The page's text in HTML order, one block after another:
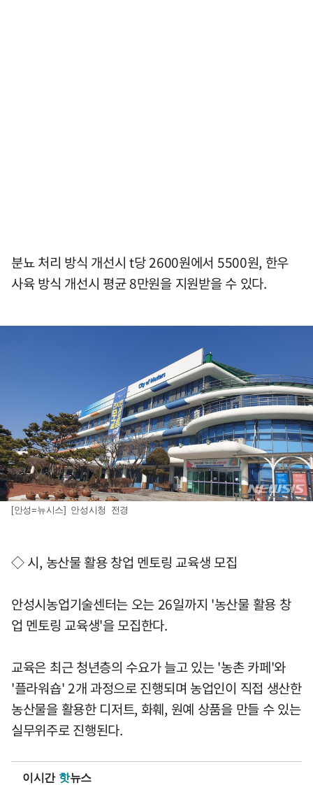
분뇨 처리 방식 개선시 t당 2600원에서 5500원, 한우
사육 방식 개선시 평균 8만원을 지원받을 수 있다.
[안성=뉴시스] 안성시청 전경
◇ 시, 농산물 활용 창업 멘토링 교육생 모집
안성시농업기술센터는 오는 26일까지 '농산물 활용 창
업 멘토링 교육생'을 모집한다.
교육은 최근 청년층의 수요가 늘고 있는 '농촌 카페'와
'플라워숍' 2개 과정으로 진행되며 농업인이 직접 생산한
농산물을 활용한 디저트, 화훼, 원예 상품을 만들 수 있는
실무위주로 진행된다.
이시간 핫뉴스